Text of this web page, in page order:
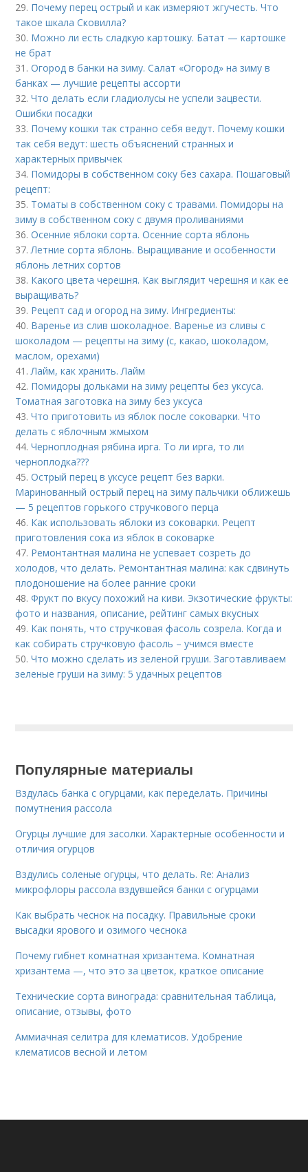
29. Почему перец острый и как измеряют жгучесть. Что
такое шкала Сковилла?
30. Можно ли есть сладкую картошку. Батат — картошке
не брат
31.Огород в банки на зиму. Салат «Огород» на зиму в
банках — лучшие рецепты ассорти
32.Что делать если гладиолусы не успели зацвести.
Ошибки посадки
33. Почему кошки так странно себя ведут. Почему кошки
так себя ведут: шесть объяснений странных и
характерных привычек
34. Помидоры в собственном соку без сахара. Пошаговый
рецепт:
35. Томаты в собственном соку с травами. Помидоры на
зиму в собственном соку с двумя проливаниями
36.Осенние яблоки сорта. Осенние сорта яблонь
37.Летние сорта яблонь. Выращивание и особенности
яблонь летних сортов
38. Какого цвета черешня. Как выглядит черешня и как ее
выращивать?
39. Рецепт сад и огород на зиму. Ингредиенты:
40. Варенье из слив шоколадное. Варенье из сливы с
шоколадом — рецепты на зиму (с, какао, шоколадом,
маслом, орехами)
41.Лайм, как хранить. Лайм
42. Помидоры дольками на зиму рецепты без уксуса.
Томатная заготовка на зиму без уксуса
43.Что приготовить из яблок после соковарки. Что
делать с яблочным жмыхом
44.Черноплодная рябина ирга. То ли ирга, то ли
черноплодка???
45.Острый перец в уксусе рецепт без варки.
Маринованный острый перец на зиму пальчики оближешь
— 5 рецептов горького стручкового перца
46. Как использовать яблоки из соковарки. Рецепт
приготовления сока из яблок в соковарке
47. Ремонтантная малина не успевает созреть до
холодов, что делать. Ремонтантная малина: как сдвинуть
плодоношение на более ранние сроки
48.Фрукт по вкусу похожий на киви. Экзотические фрукты:
фото и названия, описание, рейтинг самых вкусных
49. Как понять, что стручковая фасоль созрела. Когда и
как собирать стручковую фасоль – учимся вместе
50.Что можно сделать из зеленой груши. Заготавливаем
зеленые груши на зиму: 5 удачных рецептов
Популярные материалы
Вздулась банка с огурцами, как переделать. Причины
помутнения рассола
Огурцы лучшие для засолки. Характерные особенности и
отличия огурцов
Вздулись соленые огурцы, что делать. Re: Анализ
микрофлоры рассола вздувшейся банки с огурцами
Как выбрать чеснок на посадку. Правильные сроки
высадки ярового и озимого чеснока
Почему гибнет комнатная хризантема. Комнатная
хризантема —, что это за цветок, краткое описание
Технические сорта винограда: сравнительная таблица,
описание, отзывы, фото
Аммиачная селитра для клематисов. Удобрение
клематисов весной и летом